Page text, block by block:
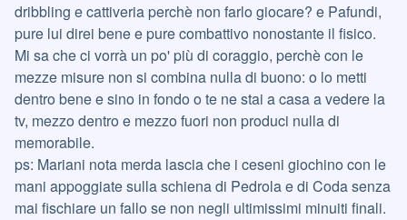
dribbling e cattiveria perchè non farlo giocare? e Pafundi,
pure lui direi bene e pure combattivo nonostante il fisico.
Mi sa che ci vorrà un po' più di coraggio, perchè con le
mezze misure non si combina nulla di buono: o lo metti
dentro bene e sino in fondo o te ne stai a casa a vedere la
tv, mezzo dentro e mezzo fuori non produci nulla di
memorabile.
ps: Mariani nota merda lascia che i ceseni giochino con le
mani appoggiate sulla schiena di Pedrola e di Coda senza
mai fischiare un fallo se non negli ultimissimi minuiti finali.